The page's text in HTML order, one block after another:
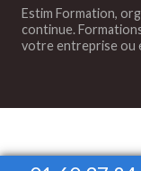
Estim Formation,
continue.
votre entreprise ou